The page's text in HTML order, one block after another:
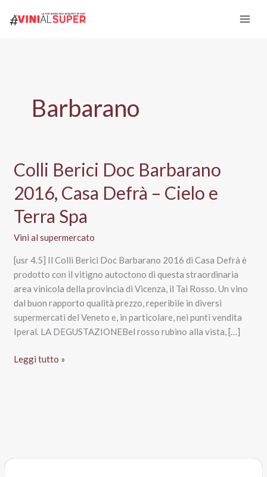
Barbarano
Colli Berici Doc Barbarano
2016, Casa Defrà – Cielo e
Terra Spa
Vini al supermercato
[usr 4.5] Il Colli Berici Doc Barbarano 2016 di Casa Defrà è
prodotto con il vitigno autoctono di questa straordinaria
area vinicola della provincia di Vicenza, il Tai Rosso. Un vino
dal buon rapporto qualità prezzo, reperibile in diversi
supermercati del Veneto e, in particolare, nei punti vendita
Iperal. LA DEGUSTAZIONEBel rosso rubino alla vista, […]
Colli
Leggi tutto »